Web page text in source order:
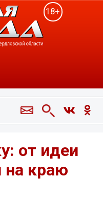
18+
от идеи
на краю